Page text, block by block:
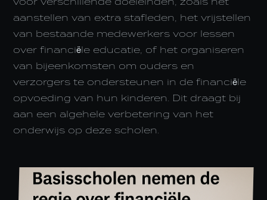
aanstellen van extra stafleden, het vrijstellen
van bestaande medewerkers voor lessen
over financiële educatie, of het organiseren
van bijeenkomsten om ouders en
verzorgers te ondersteunen in de financiële
opvoeding van hun kinderen. Dit draagt bij
aan een algehele verbetering van het
onderwijs op deze scholen.